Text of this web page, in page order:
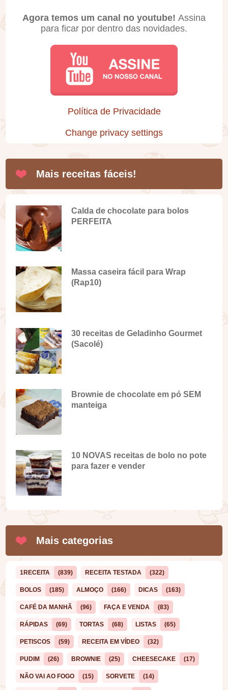
Agora temos um canal no youtube! Assina
para ficar por dentro das novidades.
Política de Privacidade
Change privacy settings
Mais receitas fáceis!
Calda de chocolate para bolos
PERFEITA
Massa caseira fácil para Wrap
(Rap10)
30 receitas de Geladinho Gourmet
(Sacolé)
Brownie de chocolate em pó SEM
manteiga
10 NOVAS receitas de bolo no pote
para fazer e vender
Mais categorias
1RECEITA (839) RECEITA TESTADA (322)
BOLOS (185) ALMOÇO (166) DICAS (163)
CAFÉ DA MANHÃ (96) FAÇA E VENDA (83)
RÁPIDAS (69) TORTAS (68) LISTAS (65)
PETISCOS (59) RECEITA EM VÍDEO (32)
PUDIM (26) BROWNIE (25) CHEESECAKE (17)
NÃO VAI AO FOGO (15) SORVETE (14)